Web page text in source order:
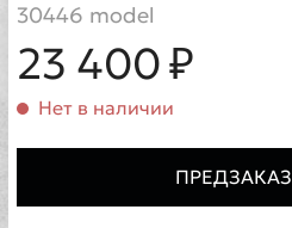
30446 model
23 400 ₽
Нет в наличии
ПРЕДЗАКАЗ